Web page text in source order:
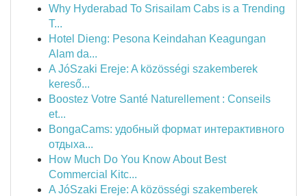
Why Hyderabad To Srisailam Cabs is a Trending
T...
Hotel Dieng: Pesona Keindahan Keagungan
Alam da...
A JóSzaki Ereje: A közösségi szakemberek
kereső...
Boostez Votre Santé Naturellement : Conseils
et...
BongaCams: удобный формат интерактивного
отдыха...
How Much Do You Know About Best
Commercial Kitc...
A JóSzaki Ereje: A közösségi szakemberek